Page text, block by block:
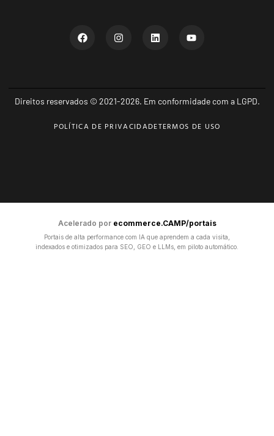
Direitos reservados © 2021-2026. Em conformidade com a LGPD.
POLÍTICA DE PRIVACIDADETERMOS DE USO
Acelerado por ecommerce.CAMP/portais
Portais de alta performance com IA que aprendem a cada visita,
indexados e otimizados para SEO, GEO e LLMs, em piloto automático.